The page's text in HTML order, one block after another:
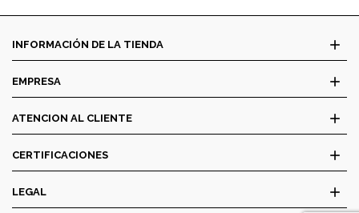
INFORMACIÓN DE LA TIENDA add
EMPRESA add
ATENCION AL CLIENTE add
CERTIFICACIONES add
LEGAL add